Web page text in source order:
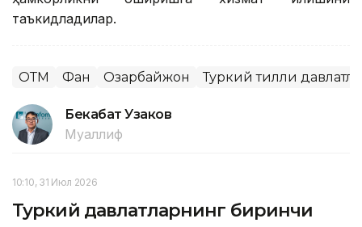
таъкидладилар.
ОТМ Фан Озарбайжон Туркий тилли
Бекабат Узаков
Муаллиф
10:10, 31 Июл 2026
Туркий давлатларнинг биринчи